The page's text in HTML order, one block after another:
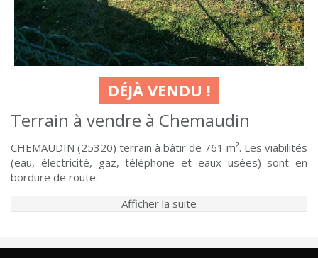
DÉJÀ VENDU !
Terrain à vendre à Chemaudin
CHEMAUDIN (25320) terrain à bâtir de 761 m². Les viabilités
(eau, électricité, gaz, téléphone et eaux usées) sont en
bordure de route.
Afficher la suite